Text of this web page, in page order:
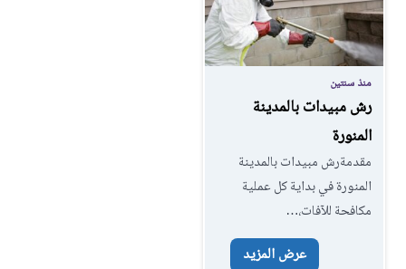
منذ سنتين
رش مبيدات بالمدينة
المنورة
مقدمةرش مبيدات بالمدينة
المنورة في بداية كل عملية
مكافحة للآفات،…
عرض المزيد